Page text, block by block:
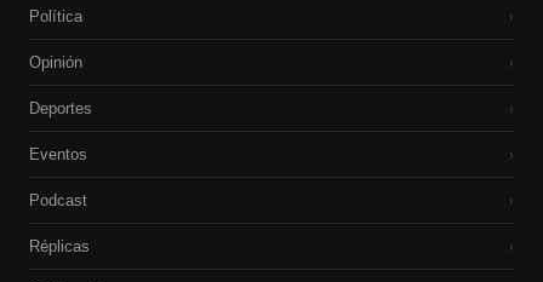
Política ›
Opinión ›
Deportes ›
Eventos ›
Podcast ›
Réplicas ›